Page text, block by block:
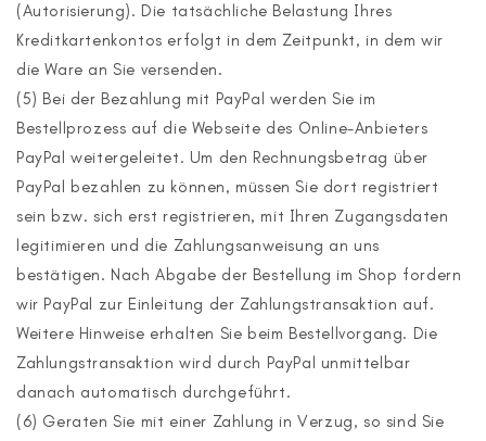
(Autorisierung). Die tatsächliche Belastung Ihres
Kreditkartenkontos erfolgt in dem Zeitpunkt, in dem wir
die Ware an Sie versenden.
(5) Bei der Bezahlung mit PayPal werden Sie im
Bestellprozess auf die Webseite des Online-Anbieters
PayPal weitergeleitet. Um den Rechnungsbetrag über
PayPal bezahlen zu können, müssen Sie dort registriert
sein bzw. sich erst registrieren, mit Ihren Zugangsdaten
legitimieren und die Zahlungsanweisung an uns
bestätigen. Nach Abgabe der Bestellung im Shop fordern
wir PayPal zur Einleitung der Zahlungstransaktion auf.
Weitere Hinweise erhalten Sie beim Bestellvorgang. Die
Zahlungstransaktion wird durch PayPal unmittelbar
danach automatisch durchgeführt.
(6) Geraten Sie mit einer Zahlung in Verzug, so sind Sie